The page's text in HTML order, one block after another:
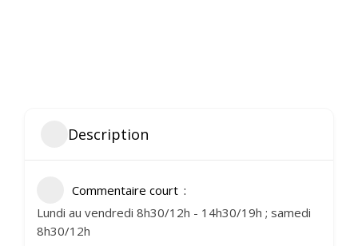
Description
Commentaire court
Lundi au vendredi 8h30/12h - 14h30/19h ; samedi
8h30/12h